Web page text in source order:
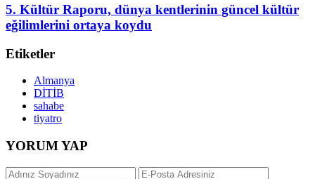
5. Kültür Raporu, dünya kentlerinin güncel kültür
eğilimlerini ortaya koydu
Etiketler
Almanya
DİTİB
sahabe
tiyatro
YORUM YAP